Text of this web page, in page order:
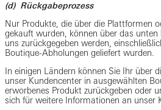
(d) Rückgabeprozess
Nur Produkte, die über die Plattformen
gekauft wurden, können über das unten
uns zurückgegeben werden,
Boutique-Abholungen geliefert wurden.
In einigen Ländern können Sie Ihr über
unser Kundencenter in ausgewählten
erworbenes Produkt zurückgeben oder
sich für weitere Informationen an unser